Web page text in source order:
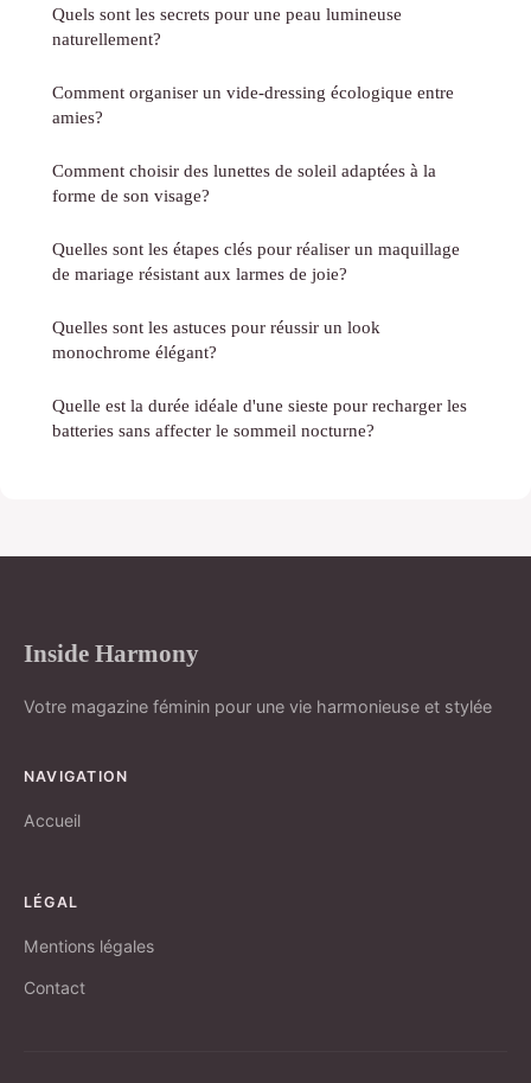
Quels sont les secrets pour une peau lumineuse
naturellement?
Comment organiser un vide-dressing écologique entre
amies?
Comment choisir des lunettes de soleil adaptées à la
forme de son visage?
Quelles sont les étapes clés pour réaliser un maquillage
de mariage résistant aux larmes de joie?
Quelles sont les astuces pour réussir un look
monochrome élégant?
Quelle est la durée idéale d'une sieste pour recharger les
batteries sans affecter le sommeil nocturne?
Inside Harmony
Votre magazine féminin pour une vie harmonieuse et stylée
NAVIGATION
Accueil
LÉGAL
Mentions légales
Contact